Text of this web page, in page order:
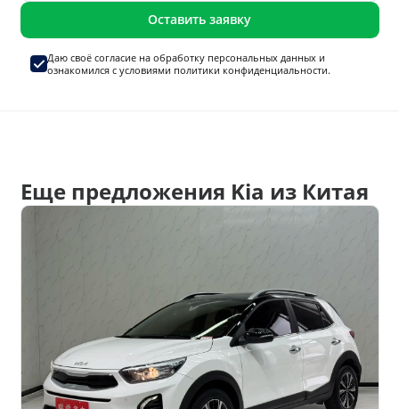
Оставить заявку
Даю своё согласие на обработку персональных данныхи
ознакомился с условиями политики конфиденциальности.
Еще предложения Kia из Китая